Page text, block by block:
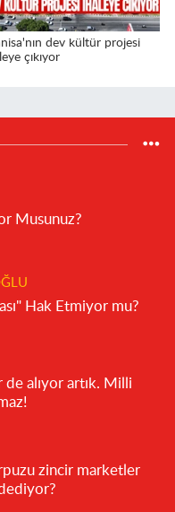
dev kültür projesi
çıkıyor
Musunuz?
Hak Etmiyor mu?
alıyor artık. Milli
zincir marketler